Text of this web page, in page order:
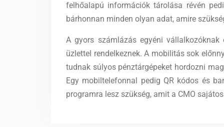
felhőalapú információk tárolása révén
bárhonnan minden olyan adat, amire
A gyors számlázás egyéni
üzlettel rendelkeznek. A mobilitás sok
tudnak súlyos pénztárgépeket hordozni
Egy mobiltelefonnal pedig QR kódos és
programra lesz szükség, amit a CMO